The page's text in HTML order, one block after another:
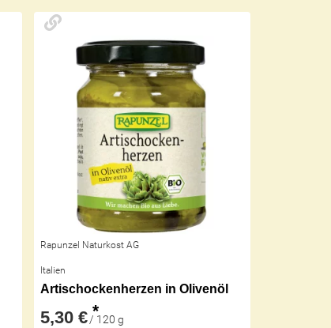
Rapunzel Naturkost AG
Italien
Artischockenherzen in Olivenöl
5,30 € *
/ 120 g